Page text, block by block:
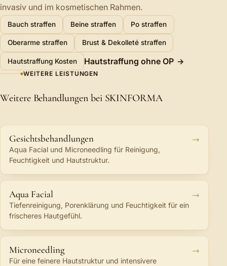
invasiv und im kosmetischen Rahmen.
Bauch straffen Beine straffen Po straffen
Oberarme straffen Brust & Dekolleté straffen
Hautstraffung Kosten Hautstraffung ohne OP
WEITERE LEISTUNGEN
Weitere Behandlungen bei SKINFORMA
Gesichtsbehandlungen
Aqua Facial und Microneedling für Reinigung,
Feuchtigkeit und Hautstruktur.
Aqua Facial
Tiefenreinigung, Porenklärung und Feuchtigkeit für ein
frischeres Hautgefühl.
Microneedling
Für eine feinere Hautstruktur und intensivere